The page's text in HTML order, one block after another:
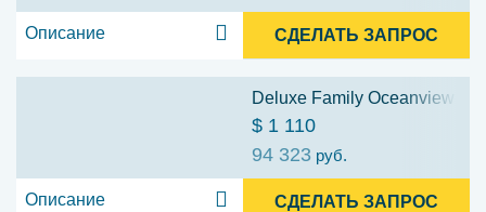
Описание СДЕЛАТЬ ЗАПРОС
Deluxe Family Oceanview
$ 1 110
94 323 руб.
Описание СДЕЛАТЬ ЗАПРОС